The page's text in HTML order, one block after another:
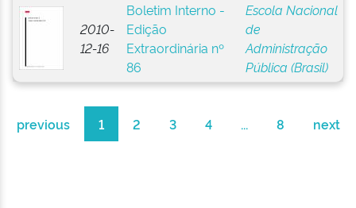
2010-
12-16
Boletim Interno -
Edição
Extraordinária nº
86
Escola Nacional
de
Administração
Pública (Brasil)
previous 1 2 3 4 ... 8 next